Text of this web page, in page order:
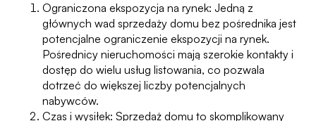
Ograniczona ekspozycja na rynek: Jedną z
głównych wad sprzedaży domu bez pośrednika jest
potencjalne ograniczenie ekspozycji na rynek.
Pośrednicy nieruchomości mają szerokie kontakty i
dostęp do wielu usług listowania, co pozwala
dotrzeć do większej liczby potencjalnych
nabywców.
Czas i wysiłek: Sprzedaż domu to skomplikowany